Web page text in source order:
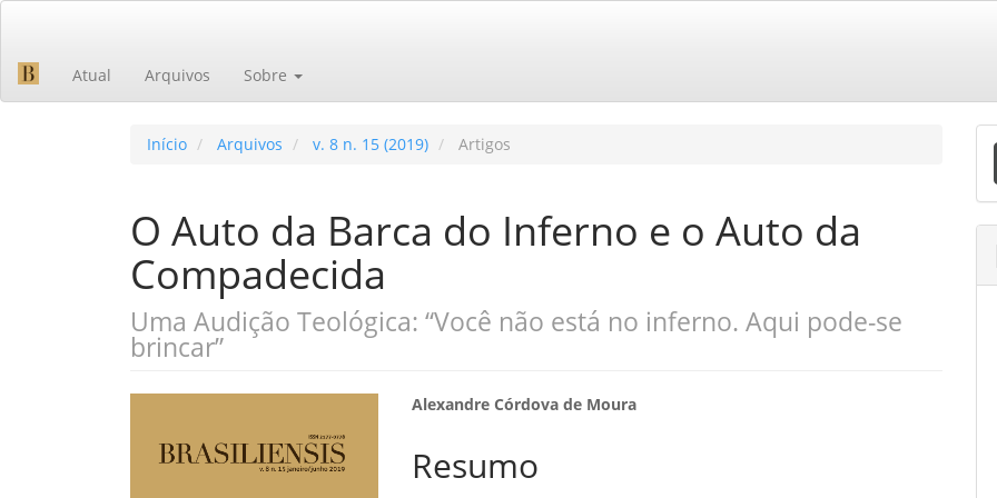
principal
Barra
Atual Arquivos Sobre
Início Arquivos v. 8 n. 15 (2019) Artigos
O Auto da Barca do Inferno e o Auto da
Compadecida
Uma Audição Teológica: “Você não está no inferno. Aqui pode-se
brincar”
lateral
Conteúdo
do
artigo
Alexandre Córdova de Moura
Resumo